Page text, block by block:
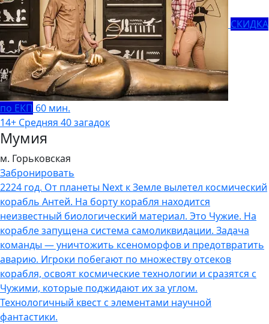
СКИДКА
по ЕКП 60 мин.
14+ Средняя 40 загадок
Мумия
м. Горьковская
Забронировать
2224 год. От планеты Next к Земле вылетел космический
корабль Антей. На борту корабля находится
неизвестный биологический материал. Это Чужие. На
корабле запущена система самоликвидации. Задача
команды — уничтожить ксеноморфов и предотвратить
аварию. Игроки побегают по множеству отсеков
корабля, освоят космические технологии и сразятся с
Чужими, которые поджидают их за углом.
Технологичный квест с элементами научной
фантастики.